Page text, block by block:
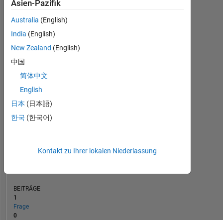
BEITRÄGE L
1
RANG
47.785
BEITRÄGE
1
Frage
0
Asien-Pazifik
Australia (English)
India (English)
New Zealand (English)
中国
简体中文
English
日本 (日本語)
한국 (한국어)
Kontakt zu Ihrer lokalen Niederlassung